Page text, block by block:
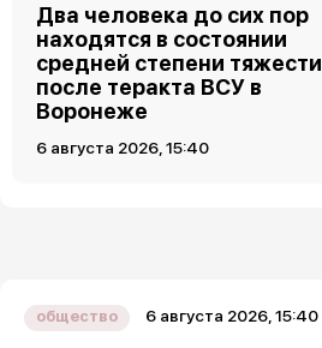
Два человека до сих пор
находятся в состоянии
средней степени тяжести
после теракта ВСУ в
Воронеже
6 августа 2026, 15:40
общество 6 августа 2026, 15:40